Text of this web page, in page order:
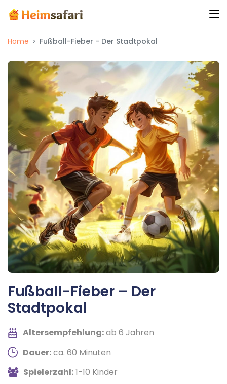
Home Fußball-Fieber - Der Stadtpokal
PREMIUM
Fußball-Fieber – Der
Stadtpokal
Altersempfehlung:ab 6 Jahren
Dauer:ca. 60 Minuten
Spielerzahl:1-10 Kinder